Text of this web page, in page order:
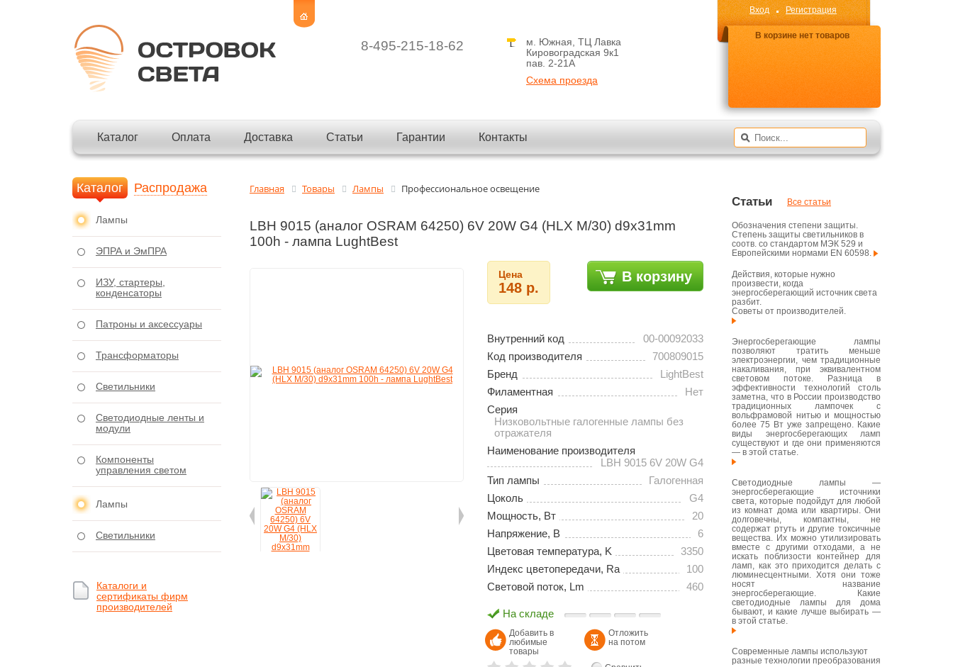
8-495-215-18-62
м. Южная, ТЦ Лавка
Кировоградская 9к1
пав. 2-21A
Схема проезда
Вход Регистрация
В корзине нет товаров
Каталог Оплата Доставка Статьи Гарантии Контакты
Главная Товары Лампы Профессиональное освещение
LBH 9015 (аналог OSRAM 64250) 6V 20W G4 (HLX M/30) d9x31mm
100h - лампа LughtBest
Цена
148 р.
В корзину
Внутренний код
00-00092033
Код производителя
700809015
Бренд
LightBest
Филаментная
Нет
Серия
Низковольтные галогенные лампы без
отражателя
Наименование производителя
LBH 9015 6V 20W G4
Тип лампы
Галогенная
Цоколь
G4
Мощность, Вт
20
Напряжение, В
6
Цветовая температура, K
3350
Индекс цветопередачи, Ra
100
Световой поток, Lm
460
На складе
Добавить в
любимые
товары
Отложить
на потом
Каталог Распродажа
Лампы
ЭПРА и ЭмПРА
ИЗУ, стартеры,
конденсаторы
Патроны и аксессуары
Трансформаторы
Светильники
Светодиодные ленты и
модули
Компоненты
управления светом
Лампы
Светильники
Каталоги и
сертификаты фирм
производителей
Статьи Все статьи
Обозначения степени защиты.
Степень защиты светильников в
соотв. со стандартом МЭК 529 и
Европейскими нормами EN 60598.
Действия, которые нужно
произвести, когда
энергосберегающий источник света
разбит.
Советы от производителей.
Энергосберегающие лампы
позволяют тратить меньше
электроэнергии, чем традиционные
накаливания, при эквивалентном
световом потоке. Разница в
эффективности технологий столь
заметна, что в России производство
традиционных лампочек с
вольфрамовой нитью и мощностью
более 75 Вт уже запрещено. Какие
виды энергосберегающих ламп
существуют и где они применяются
— в этой статье.
Светодиодные лампы —
энергосберегающие источники
света, которые подойдут для любой
из комнат дома или квартиры. Они
долговечны, компактны, не
содержат ртуть и другие токсичные
вещества. Их можно утилизировать
вместе с другими отходами, а не
искать поблизости контейнер для
ламп, как это приходится делать с
люминесцентными. Хотя они тоже
носят название
энергосберегающие. Какие
светодиодные лампы для дома
бывают, и какие лучше выбирать —
в этой статье.
Современные лампы используют
разные технологии преобразования